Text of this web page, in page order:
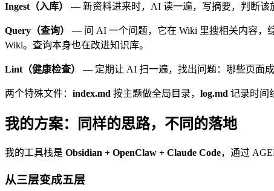
Ingest（入库） — 新资料进来时，AI 读一遍，写摘要，判断该
Query（查询）
— 问 AI 一个问题，它在 Wiki 里搜相关内容，
Wiki。查询本身也在改进知识库。
Lint（健康检查） — 定期让 AI 扫一遍，找出问题：哪些页面
两个特殊文件： index.md 按主题做全局目录， log.md 记录时间
我的方案：同样的思路，不同的落地
我的工具栈是 Obsidian + OpenClaw + Claude Code，通过
从三层变成五层